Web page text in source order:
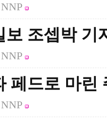
보 조셉박 기
페드로 마린